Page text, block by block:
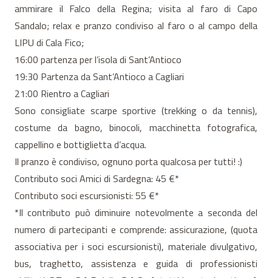
ammirare il Falco della Regina; visita al faro di Capo
Sandalo; relax e pranzo condiviso al faro o al campo della
LIPU di Cala Fico;
16:00 partenza per l’isola di Sant’Antioco
19:30 Partenza da Sant’Antioco a Cagliari
21:00 Rientro a Cagliari
Sono consigliate scarpe sportive (trekking o da tennis),
costume da bagno, binocoli, macchinetta fotografica,
cappellino e bottiglietta d’acqua.
Il pranzo è condiviso, ognuno porta qualcosa per tutti! :)
Contributo soci Amici di Sardegna: 45 €*
Contributo soci escursionisti: 55 €*
*Il contributo può diminuire notevolmente a seconda del
numero di partecipanti e comprende: assicurazione, (quota
associativa per i soci escursionisti), materiale divulgativo,
bus, traghetto, assistenza e guida di professionisti